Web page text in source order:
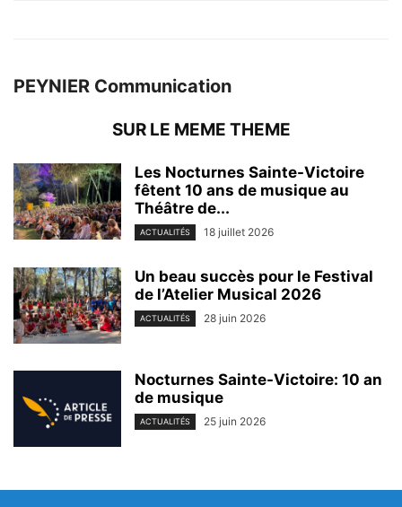
PEYNIER Communication
SUR LE MEME THEME
Les Nocturnes Sainte-Victoire
fêtent 10 ans de musique au
Théâtre de...
ACTUALITÉS 18 juillet 2026
Un beau succès pour le Festival
de l’Atelier Musical 2026
ACTUALITÉS 28 juin 2026
Nocturnes Sainte-Victoire: 10 an
de musique
ACTUALITÉS 25 juin 2026